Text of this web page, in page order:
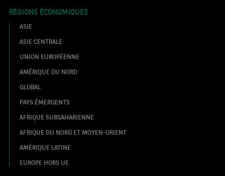
RÉGIONS ÉCONOMIQUES
ASIE
ASIE CENTRALE
UNION EUROPÉENNE
AMÉRIQUE DU NORD
GLOBAL
PAYS ÉMERGENTS
AFRIQUE SUBSAHARIENNE
AFRIQUE DU NORD ET MOYEN-ORIENT
AMÉRIQUE LATINE
EUROPE HORS UE